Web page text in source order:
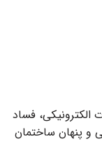
فساد
و پنهان ساختمان